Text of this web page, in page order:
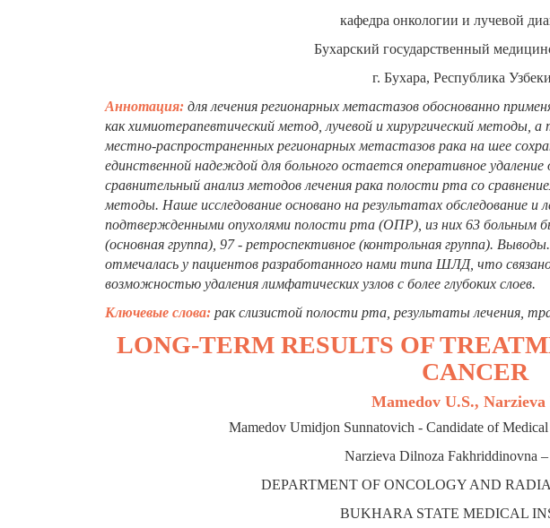
кафедра онкологии и лучевой
Бухарский государственный
г. Бухара, Республика
Аннотация: для лечения регионарных метастазов обоснованно
как химиотерапевтический метод, лучевой и хирургический методы,
местно-распространенных регионарных метастазов рака на шее
единственной надеждой для больного остается оперативное удаление
сравнительный анализ методов лечения рака полости рта со
методы. Наше исследование основано на результатах обследование и
подтвержденными опухолями полости рта (ОПР), из них 63 больным
(основная группа), 97 - ретроспективное (контрольная группа).
отмечалась у пациентов разработанного нами типа ШЛД, что
возможностью удаления лимфатических узлов с более глубоких слоев.
Ключевые слова: рак слизистой полости рта, результаты лечения,
LONG-TERM RESULTS OF
CANCER
Mamedov U.S., Narzieva
Mamedov Umidjon Sunnatovich - Candidate of Medical
Narzieva Dilnoza Fakhriddinovna –
DEPARTMENT OF ONCOLOGY AND
BUKHARA STATE MEDICAL